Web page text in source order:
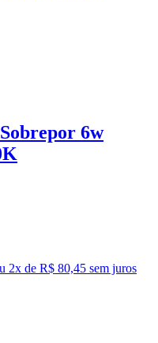
6w
2x de R$ 80,45 sem juros